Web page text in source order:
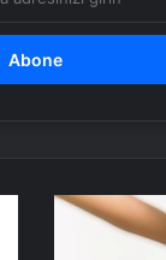
Sırt
Ağrısına